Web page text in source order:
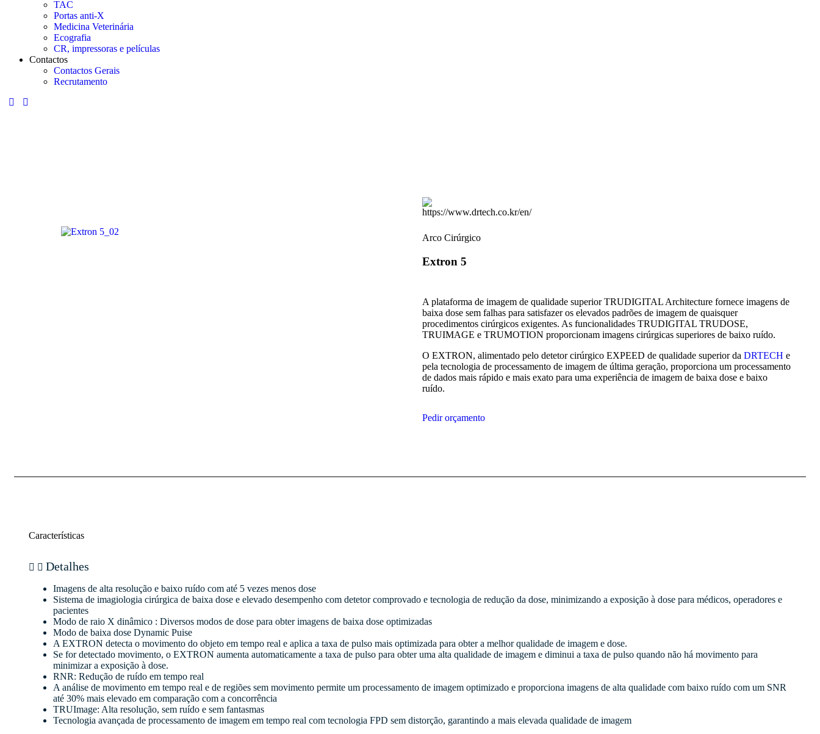
TAC
Portas anti-X
Medicina Veterinária
Ecografia
CR, impressoras e películas
Contactos
Contactos Gerais
Recrutamento
Arco Cirúrgico
Extron 5
A plataforma de imagem de qualidade superior TRUDIGITAL Architecture fornece imagens de
baixa dose sem falhas para satisfazer os elevados padrões de imagem de quaisquer
procedimentos cirúrgicos exigentes. As funcionalidades TRUDIGITAL TRUDOSE,
TRUIMAGE e TRUMOTION proporcionam imagens cirúrgicas superiores de baixo ruído.
O EXTRON, alimentado pelo detetor cirúrgico EXPEED de qualidade superior da DRTECH e
pela tecnologia de processamento de imagem de última geração, proporciona um processamento
de dados mais rápido e mais exato para uma experiência de imagem de baixa dose e baixo
ruído.
Pedir orçamento
Características
Detalhes
Imagens de alta resolução e baixo ruído com até 5 vezes menos dose
Sistema de imagiologia cirúrgica de baixa dose e elevado desempenho com detetor comprovado e tecnologia de redução da dose, minimizando a exposição à dose para médicos, operadores e
pacientes
Modo de raio X dinâmico : Diversos modos de dose para obter imagens de baixa dose optimizadas
Modo de baixa dose Dynamic Puise
A EXTRON detecta o movimento do objeto em tempo real e aplica a taxa de pulso mais optimizada para obter a melhor qualidade de imagem e dose.
Se for detectado movimento, o EXTRON aumenta automaticamente a taxa de pulso para obter uma alta qualidade de imagem e diminui a taxa de pulso quando não há movimento para
minimizar a exposição à dose.
RNR: Redução de ruído em tempo real
A análise de movimento em tempo real e de regiões sem movimento permite um processamento de imagem optimizado e proporciona imagens de alta qualidade com baixo ruído com um SNR
até 30% mais elevado em comparação com a concorrência
TRUImage: Alta resolução, sem ruído e sem fantasmas
Tecnologia avançada de processamento de imagem em tempo real com tecnologia FPD sem distorção, garantindo a mais elevada qualidade de imagem